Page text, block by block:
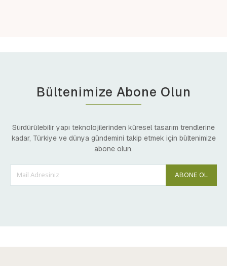
Bültenimize Abone Olun
Sürdürülebilir yapı teknolojilerinden küresel tasarım trendlerine
kadar, Türkiye ve dünya gündemini takip etmek için bültenimize
abone olun.
ABONE OL